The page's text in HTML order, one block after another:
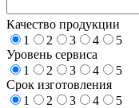
Качество продукции
1
2 3 4
5
Уровень сервиса
1
2 3 4
5
Срок изготовления
1
2 3 4
5